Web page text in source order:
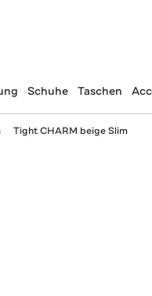
Schuhe Taschen
Tight CHARM beige Slim